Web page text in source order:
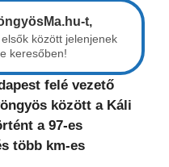
t,
között jelenjenek
keresőben!
felé vezető
között a Káli
a 97-es
több km-es